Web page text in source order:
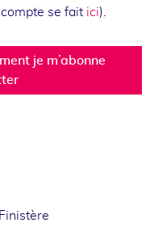
se fait ici).
je m’abonne
Finistère